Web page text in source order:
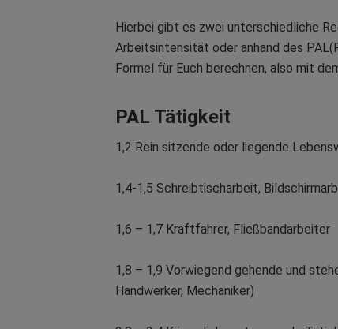
Hierbei gibt es zwei unterschiedliche
Arbeitsintensität oder anhand des
Formel für Euch berechnen, also mit
PAL Tätigkeit
1,2 Rein sitzende oder liegende
1,4-1,5 Schreibtischarbeit,
1,6 – 1,7 Kraftfahrer, Fließbandarbeiter
1,8 – 1,9 Vorwiegend gehende und
Handwerker, Mechaniker)